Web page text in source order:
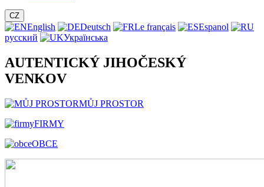
CZ
English Deutsch Le français
Espanol
русский
Українська
AUTENTICKÝ JIHOČESKÝ
VENKOV
MŮJ PROSTOR
FIRMY
OBCE